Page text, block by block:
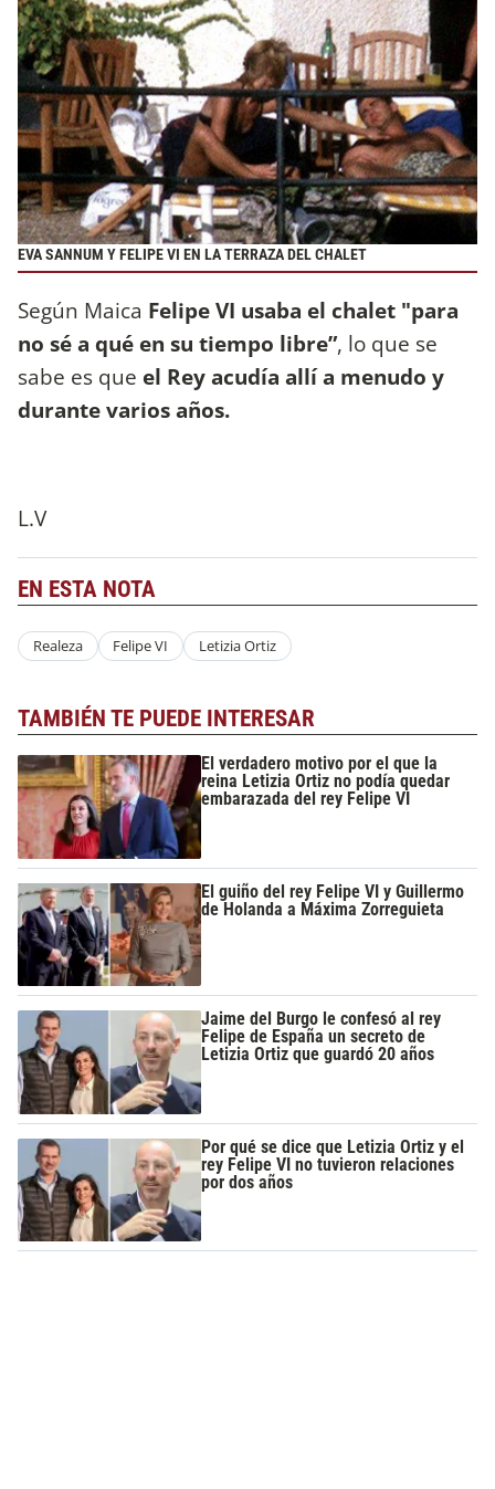
EVA SANNUM Y FELIPE VI EN LA TERRAZA DEL CHALET
Según Maica Felipe VI usaba el chalet "para
no sé a qué en su tiempo libre”, lo que se
sabe es que el Rey acudía allí a menudo y
durante varios años.
L.V
EN ESTA NOTA
Realeza Felipe VI Letizia Ortiz
TAMBIÉN TE PUEDE INTERESAR
El verdadero motivo por el que la
reina Letizia Ortiz no podía quedar
embarazada del rey Felipe VI
El guiño del rey Felipe VI y Guillermo
de Holanda a Máxima Zorreguieta
Jaime del Burgo le confesó al rey
Felipe de España un secreto de
Letizia Ortiz que guardó 20 años
Por qué se dice que Letizia Ortiz y el
rey Felipe VI no tuvieron relaciones
por dos años